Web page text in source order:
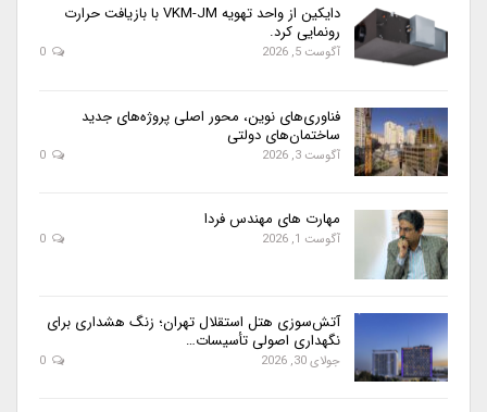
دایکین از واحد تهویه VKM-JM با بازیافت حرارت
رونمایی کرد.
آگوست 5, 2026
فناوری‌های نوین، محور اصلی پروژه‌های جدید
ساختمان‌های دولتی
آگوست 3, 2026
مهارت های مهندس فردا
آگوست 1, 2026
آتش‌سوزی هتل استقلال تهران؛ زنگ هشداری برای
نگهداری اصولی تأسیسات…
جولای 30, 2026